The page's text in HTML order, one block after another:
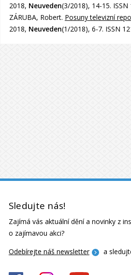
2018, Neuveden(3/2018), 14-15. ISSN
ZÁRUBA, Robert. Posuny televizní
2018, Neuveden(1/2018), 6-7. ISSN
Sledujte nás!
Zajímá vás aktuální dění a novinky z
o zajímavou akci?
Odebírejte náš newsletter
a